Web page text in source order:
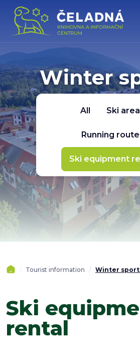
Winter
All Ski
Running
Ski equipment
Tourist information Winter
Ski
rental